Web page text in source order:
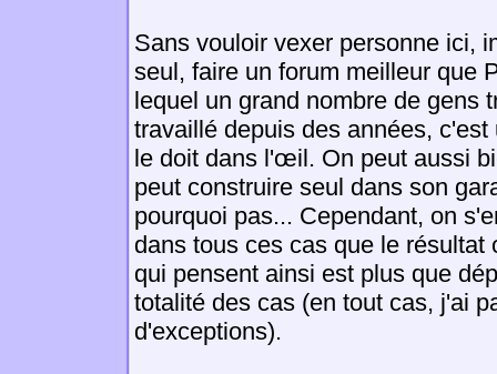
Sans vouloir vexer personne ici,
seul, faire un forum meilleur que
lequel un grand nombre de gens
travaillé depuis des années,
le doit dans l'œil. On peut aussi
peut construire seul dans son
pourquoi pas... Cependant, on
dans tous ces cas que le résultat
qui pensent ainsi est plus que
totalité des cas (en tout cas, j'ai
d'exceptions).